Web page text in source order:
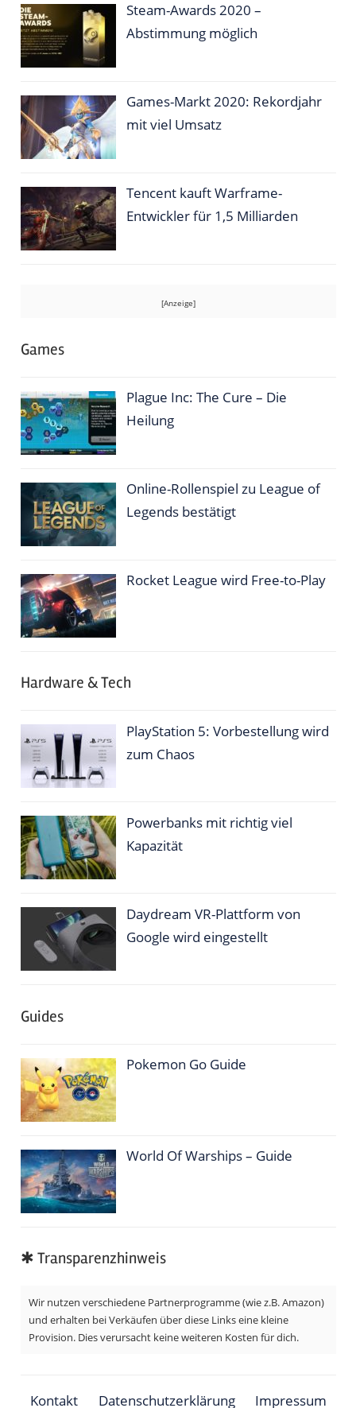
Steam-Awards 2020 –
Abstimmung möglich
Games-Markt 2020: Rekordjahr
mit viel Umsatz
Tencent kauft Warframe-
Entwickler für 1,5 Milliarden
Games
Plague Inc: The Cure – Die
Heilung
Online-Rollenspiel zu League of
Legends bestätigt
Rocket League wird Free-to-Play
Hardware & Tech
PlayStation 5: Vorbestellung wird
zum Chaos
Powerbanks mit richtig viel
Kapazität
Daydream VR-Plattform von
Google wird eingestellt
Guides
Pokemon Go Guide
World Of Warships – Guide
✱ Transparenzhinweis
Wir nutzen verschiedene Partnerprogramme (wie z.B. Amazon)
und erhalten bei Verkäufen über diese Links eine kleine
Provision. Dies verursacht keine weiteren Kosten für dich.
Kontakt Datenschutzerklärung Impressum